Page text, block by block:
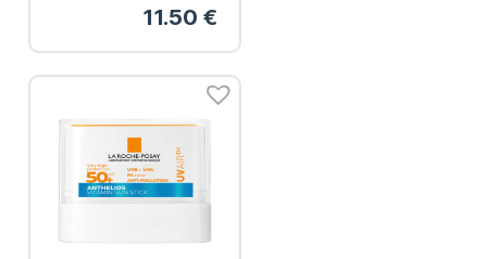
75ml11.50 €